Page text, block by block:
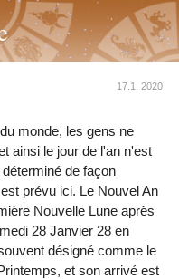
17.1. 2020
monde, les gens ne
ainsi le jour de l'an n'est
de façon
prévu ici. Le Nouvel An
Nouvelle Lune après
28 Janvier 28 en
désigné comme le
et son arrivé est